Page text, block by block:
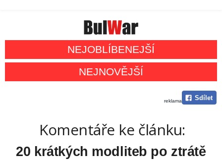
NEJOBLÍBENEJŠÍ
NEJNOVĚJŠÍ
Sdílet
reklama
Komentáře ke článku:
20 krátkých modliteb po ztrátě